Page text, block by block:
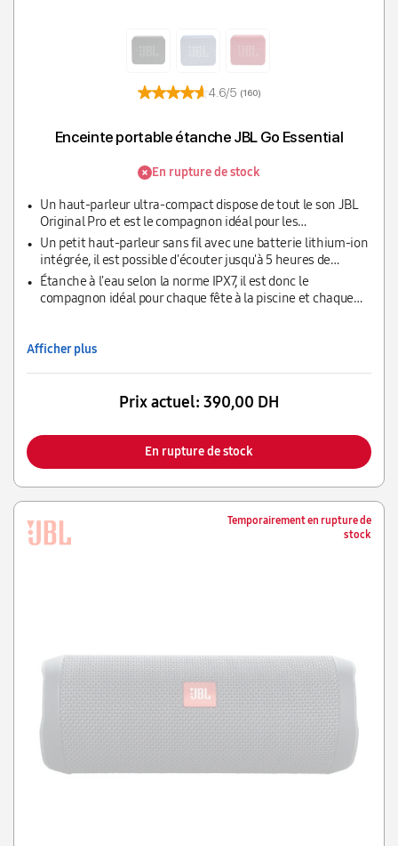
4.6/5 (160)
Enceinte portable étanche JBL Go Essential
En rupture de stock
Un haut-parleur ultra-compact dispose de tout le son JBL
Original Pro et est le compagnon idéal pour les
déplacements grâce à son faible poids
Un petit haut-parleur sans fil avec une batterie lithium-ion
intégrée, il est possible d'écouter jusqu'à 5 heures de
musique
Étanche à l'eau selon la norme IPX7, il est donc le
compagnon idéal pour chaque fête à la piscine et chaque
Afficher plus
Prix actuel: 390,00 DH
En rupture de stock
Temporairement en rupture de
stock